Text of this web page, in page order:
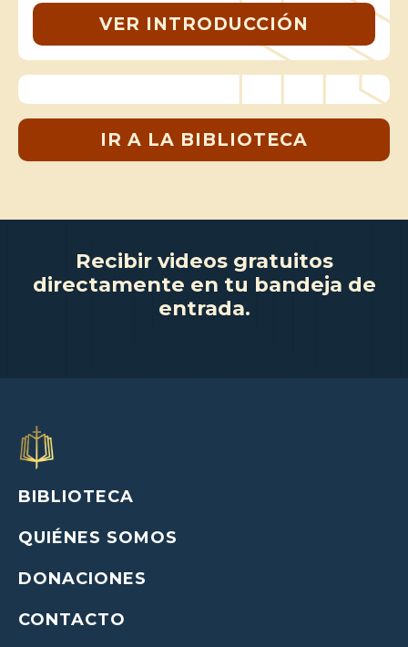
VER INTRODUCCIÓN
IR A LA BIBLIOTECA
Recibir videos gratuitos
directamente en tu bandeja de
entrada.
BIBLIOTECA
QUIÉNES SOMOS
DONACIONES
CONTACTO